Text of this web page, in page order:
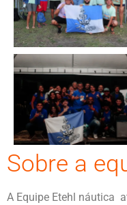
Sobre a
A Equipe Etehl náutica